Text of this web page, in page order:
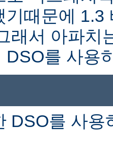
기때문에 1.3
래서 아파치
DSO를 사용
DSO를 사